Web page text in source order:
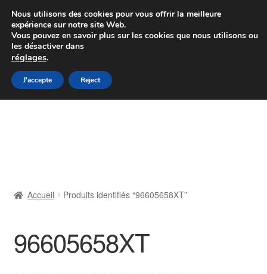
Colissimo livraison à partir de 7 EUR
Du lundi au vendredi de 9 h à 16 h
Aller
à
Aller
au
Livraison
Accueil Produits identifiés “96605658XT”
96605658XT
Nous utilisons des cookies pour vous offrir la meilleure
expérience sur notre site Web.
Vous pouvez en savoir plus sur les cookies que nous utilisons ou
les désactiver dans
réglages.
J'accepte Reject